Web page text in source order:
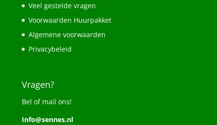
Veel gestelde vragen
Voorwaarden Huurpakket
Algemene voorwaarden
Privacybeleid
Vragen?
Bel of mail ons!
Info@sennes.nl